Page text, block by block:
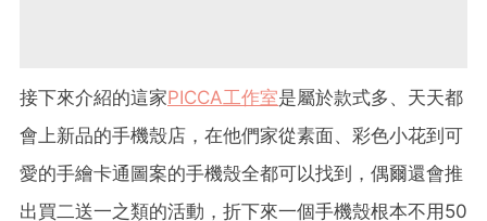
接下來介紹的這家PICCA工作室是屬於款式多、天天都
會上新品的手機殼店，在他們家從素面、彩色小花到可
愛的手繪卡通圖案的手機殼全都可以找到，偶爾還會推
出買二送一之類的活動，折下來一個手機殼根本不用50